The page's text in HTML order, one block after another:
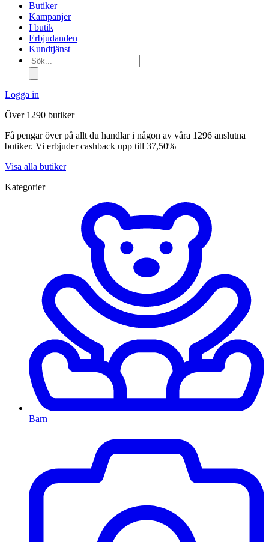
Butiker
Kampanjer
I butik
Erbjudanden
Kundtjänst
Sök...
Logga in
Över 1290 butiker
Få pengar över på allt du handlar i någon av våra 1296 anslutna
butiker. Vi erbjuder cashback upp till 37,50%
Visa alla butiker
Kategorier
Barn